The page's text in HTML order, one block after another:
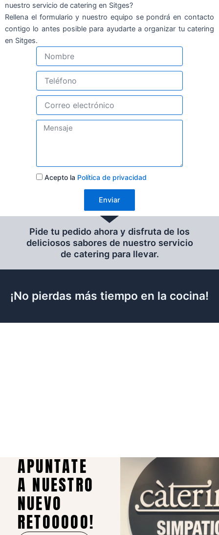
nuestro servicio de catering en Sitges?
Rellena el formulario y nuestro equipo se pondrá en contacto
contigo lo antes posible para ayudarte a organizar tu catering
en Sitges.
N
m
r
e
T
l
f
o
C
r
l
e
ó
n
i
c
M
j
e
P
a
i
d
Acepto la Política de privacidad
Enviar
Pide tu pedido ahora y disfruta de los
deliciosos sabores de nuestro servicio
de catering para llevar.
¡No pierdas más tiempo en la cocina!
APUNTATE
A NUESTRO
NUEVO
RETOOOOO!